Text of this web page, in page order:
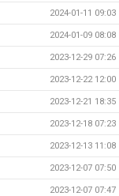
2024-01-11 09:03
2024-01-09 08:08
2023-12-29 07:26
2023-12-22 12:00
2023-12-21 18:35
2023-12-18 07:23
2023-12-13 11:08
2023-12-07 07:50
2023-12-07 07:47